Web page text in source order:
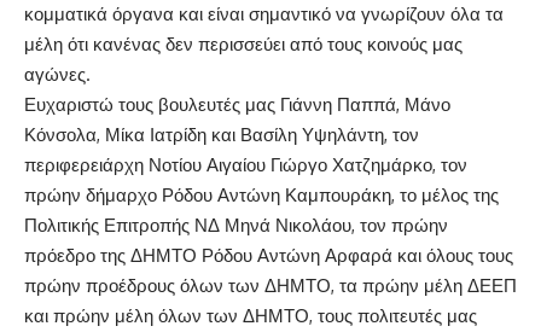
κομματικά όργανα και είναι σημαντικό να γνωρίζουν όλα τα
μέλη ότι κανένας δεν περισσεύει από τους κοινούς μας
αγώνες.
Ευχαριστώ τους βουλευτές μας Γιάννη Παππά, Μάνο
Κόνσολα, Μίκα Ιατρίδη και Βασίλη Υψηλάντη, τον
περιφερειάρχη Νοτίου Αιγαίου Γιώργο Χατζημάρκο, τον
πρώην δήμαρχο Ρόδου Αντώνη Καμπουράκη, το μέλος της
Πολιτικής Επιτροπής ΝΔ Μηνά Νικολάου, τον πρώην
πρόεδρο της ΔΗΜΤΟ Ρόδου Αντώνη Αρφαρά και όλους τους
πρώην προέδρους όλων των ΔΗΜΤΟ, τα πρώην μέλη ΔΕΕΠ
και πρώην μέλη όλων των ΔΗΜΤΟ, τους πολιτευτές μας